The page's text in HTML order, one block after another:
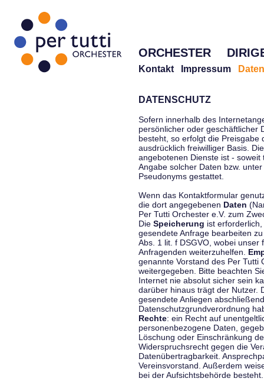
ORCHESTER
Kontakt Impressum
DATENSCHUTZ
Sofern innerhalb des
persönlicher oder geschäftlicher
besteht, so erfolgt die Preisgabe
ausdrücklich freiwilliger Basis.
angebotenen Dienste ist -
Angabe solcher Daten bzw.
Pseudonyms gestattet.
Wenn das Kontaktformular
die dort angegebenen Daten
Per Tutti Orchester e.V. zum
Die Speicherung ist
gesendete Anfrage bearbeiten
Abs. 1 lit. f DSGVO, wobei
Anfragenden weiterzuhelfen.
genannte Vorstand des Per Tutti
weitergegeben. Bitte beachten
Internet nie absolut sicher sein
darüber hinaus trägt der Nutzer.
gesendete Anliegen
Datenschutzgrundverordnung
Rechte: ein Recht auf
personenbezogene Daten,
Löschung oder Einschränkung
Widerspruchsrecht gegen die
Datenübertragbarkeit.
Vereinsvorstand. Außerdem
bei der Aufsichtsbehörde besteht.